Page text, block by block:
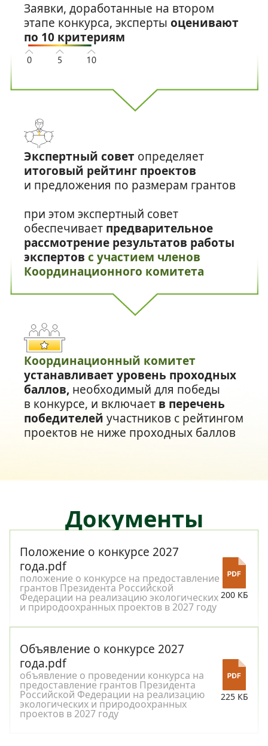
Заявки, доработанные на втором
этапе конкурса, эксперты оценивают
по 10 критериям
Экспертный совет определяет
итоговый рейтинг проектов
и предложения по размерам грантов
при этом экспертный совет
обеспечивает предварительное
рассмотрение результатов работы
экспертов с участием членов
Координационного комитета
Координационный комитет
устанавливает уровень проходных
баллов, необходимый для победы
в конкурсе, и включает в перечень
победителей участников с рейтингом
проектов не ниже проходных баллов
Документы
Положение о конкурсе 2027
года.pdf
положение о конкурсе на предоставление
грантов Президента Российской
Федерации на реализацию экологических
и природоохранных проектов в 2027 году
200 КБ
Объявление о конкурсе 2027
года.pdf
объявление о проведении конкурса на
предоставление грантов Президента
Российской Федерации на реализацию
экологических и природоохранных
проектов в 2027 году
225 КБ